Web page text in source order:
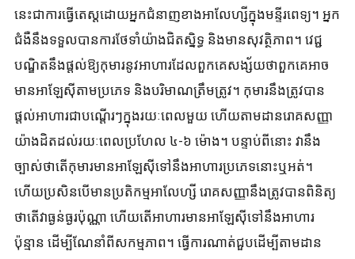
នេះ​ជា​ការ​ធ្វើ​តេស្ត​ដោយ​អ្នក​ជំនាញ​ខាង​អាលែហ្សី​ក្នុង​មន្ទីរពេទ្យ។ អ្នក
ជំងឺនឹងទទួលបានការថែទាំយ៉ាងជិតស្និទ្ធ និងមានសុវត្ថិភាព។ វេជ្ជ
បណ្ឌិតនឹងផ្តល់ឱ្យកុមារនូវអាហារដែលពួកគេសង្ស័យថាពួកគេអាច
មានអាឡែស៊ីតាមប្រភេទ និងបរិមាណត្រឹមត្រូវ។ កុមារ​នឹង​ត្រូវ​បាន​
ផ្តល់​អាហារ​ជា​បណ្តើរៗ​ក្នុង​រយៈពេល​មួយ ហើយ​តាមដាន​រោគសញ្ញា​
យ៉ាង​ដិតដល់​រយៈពេល​ប្រហែល ៤-៦ ម៉ោង។ បន្ទាប់ពីនោះ វានឹង
ច្បាស់ថាតើកុមារមានអាឡែស៊ីទៅនឹងអាហារប្រភេទនោះឬអត់។
ហើយប្រសិនបើមានប្រតិកម្មអាលែហ្សី រោគសញ្ញានឹងត្រូវបានពិនិត្យ
ថាតើវាធ្ងន់ធ្ងរប៉ុណ្ណា ហើយតើអាហារមានអាឡែស៊ីទៅនឹងអាហារ
ប៉ុន្មាន ដើម្បីណែនាំពីសកម្មភាព។ ធ្វើការណាត់ជួបដើម្បីតាមដាន